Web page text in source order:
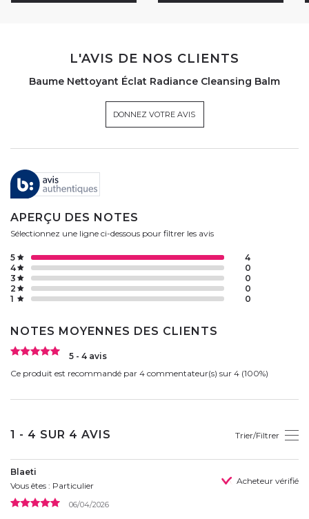
L'AVIS DE NOS CLIENTS
Baume Nettoyant Éclat Radiance Cleansing Balm
DONNEZ VOTRE AVIS
APERÇU DES NOTES
Sélectionnez une ligne ci-dessous pour filtrer les avis
1 0
2 0
3 0
4 0
5 4
NOTES MOYENNES DES CLIENTS
5 - 4 avis
Ce produit est recommandé par 4 commentateur(s) sur 4 (100%)
1 - 4 SUR 4 AVIS Trier/Filtrer
Blaeti
Vous êtes : Particulier
Acheteur vérifié
06/04/2026